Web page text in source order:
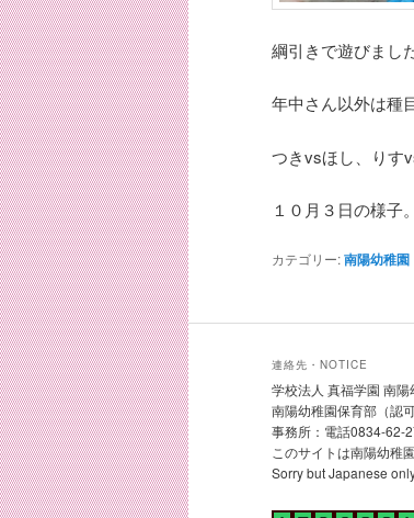
綱引きで遊びました
年中さん以外は種
つきvsほし、りす
１０月３日の様子。
カテゴリー:南陽幼稚園
連絡先・NOTICE
学校法人 真福学園 南
南陽幼稚園保育部（認
事務所：電話0834-62-
このサイトは南陽幼稚
Sorry but Japanese